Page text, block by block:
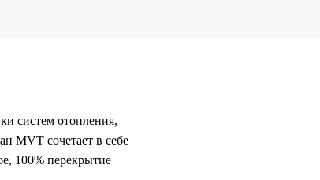
систем отопления,
MVT сочетает в себе
100% перекрытие